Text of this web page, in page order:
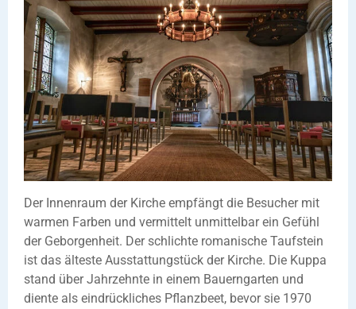
Der Innenraum der Kirche empfängt die Besucher mit
warmen Farben und vermittelt unmittelbar ein Gefühl
der Geborgenheit. Der schlichte romanische Taufstein
ist das älteste Ausstattungstück der Kirche. Die Kuppa
stand über Jahrzehnte in einem Bauerngarten und
diente als eindrückliches Pflanzbeet, bevor sie 1970